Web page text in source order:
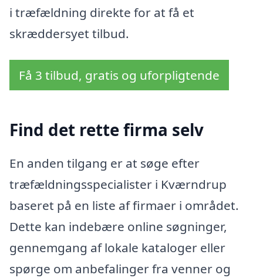
i træfældning direkte for at få et
skræddersyet tilbud.
Få 3 tilbud, gratis og uforpligtende
Find det rette firma selv
En anden tilgang er at søge efter
træfældningsspecialister i Kværndrup
baseret på en liste af firmaer i området.
Dette kan indebære online søgninger,
gennemgang af lokale kataloger eller
spørge om anbefalinger fra venner og